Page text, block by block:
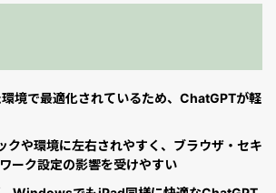
境で最適化されているため、ChatGPTが軽
や環境に左右されやすく、ブラウザ・セキ
ーク設定の影響を受けやすい